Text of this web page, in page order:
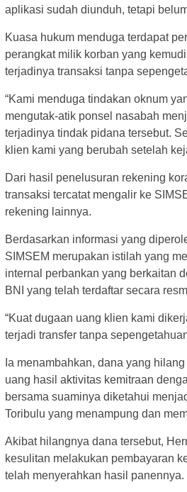
aplikasi sudah diunduh, tetapi
Kuasa hukum menduga terdapat
perangkat milik korban yang
terjadinya transaksi tanpa
“Kami menduga tindakan oknum
mengutak-atik ponsel nasabah
terjadinya tindak pidana tersebut.
klien kami yang berubah setelah
Dari hasil penelusuran rekening
transaksi tercatat mengalir ke
rekening lainnya.
Berdasarkan informasi yang
SIMSEM merupakan istilah yang
internal perbankan yang berkaitan
BNI yang telah terdaftar secara
“Kuat dugaan uang klien kami
terjadi transfer tanpa
Ia menambahkan, dana yang
uang hasil aktivitas kemitraan
bersama suaminya diketahui
Toribulu yang menampung dan
Akibat hilangnya dana tersebut,
kesulitan melakukan pembayaran
telah menyerahkan hasil panennya.